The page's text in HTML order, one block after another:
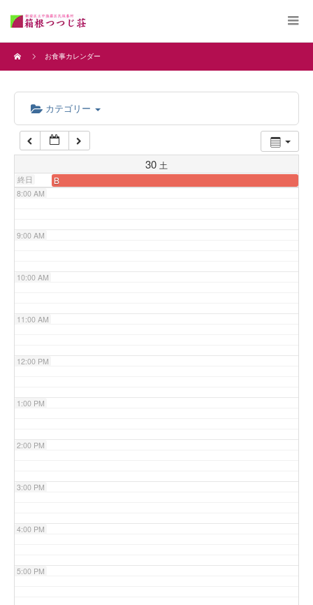
お食事カレンダー
カテゴリー
30 土
終日 B
4:00 AM
6:00 AM
7:00 AM
8:00 AM
9:00 AM
10:00 AM
11:00 AM
12:00 PM
1:00 PM
2:00 PM
3:00 PM
4:00 PM
5:00 PM